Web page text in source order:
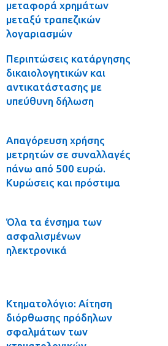
μεταφορά χρημάτων
μεταξύ τραπεζικών
λογαριασμών
Περιπτώσεις κατάργησης
δικαιολογητικών και
αντικατάστασης με
υπεύθυνη δήλωση
Απαγόρευση χρήσης
μετρητών σε συναλλαγές
πάνω από 500 ευρώ.
Κυρώσεις και πρόστιμα
Όλα τα ένσημα των
ασφαλισμένων
ηλεκτρονικά
Κτηματολόγιο: Αίτηση
διόρθωσης πρόδηλων
σφαλμάτων των